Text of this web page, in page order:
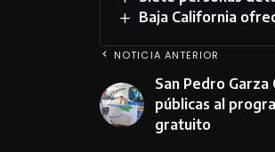
Baja California
NOTICIA ANTERIOR
San Pedro Garza
públicas al
gratuito